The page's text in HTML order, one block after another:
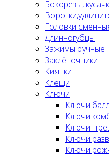
Бокорезы,
Головки
Длинногубцы
Зажимы ручные
Заклёпочники
Киянки
Клещи
Ключи
Ключи
Ключи
Ключи -
Ключи
Ключи